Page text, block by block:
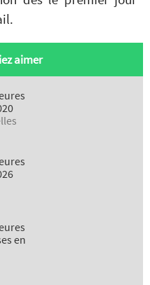
aimer
en